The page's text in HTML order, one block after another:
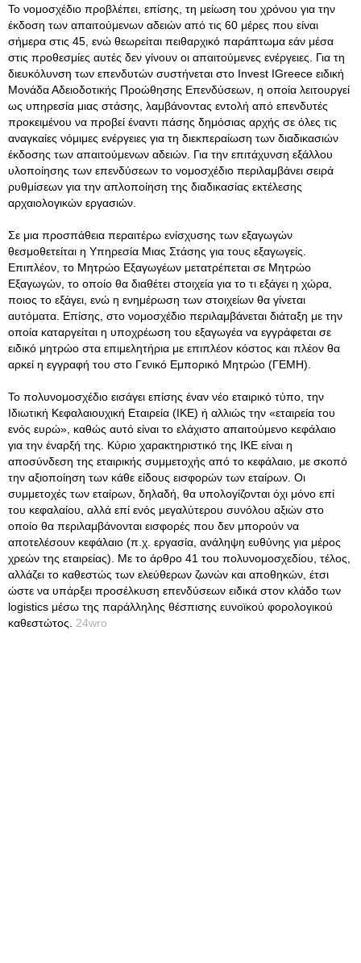
Το νομοσχέδιο προβλέπει, επίσης, τη μείωση του χρόνου για την
έκδοση των απαιτούμενων αδειών από τις 60 μέρες που είναι
σήμερα στις 45, ενώ θεωρείται πειθαρχικό παράπτωμα εάν μέσα
στις προθεσμίες αυτές δεν γίνουν οι απαιτούμενες ενέργειες. Για τη
διευκόλυνση των επενδυτών συστήνεται στο Invest IGreece ειδική
Μονάδα Αδειοδοτικής Προώθησης Επενδύσεων, η οποία λειτουργεί
ως υπηρεσία μιας στάσης, λαμβάνοντας εντολή από επενδυτές
προκειμένου να προβεί έναντι πάσης δημόσιας αρχής σε όλες τις
αναγκαίες νόμιμες ενέργειες για τη διεκπεραίωση των διαδικασιών
έκδοσης των απαιτούμενων αδειών. Για την επιτάχυνση εξάλλου
υλοποίησης των επενδύσεων το νομοσχέδιο περιλαμβάνει σειρά
ρυθμίσεων για την απλοποίηση της διαδικασίας εκτέλεσης
αρχαιολογικών εργασιών.
Σε μια προσπάθεια περαιτέρω ενίσχυσης των εξαγωγών
θεσμοθετείται η Υπηρεσία Μιας Στάσης για τους εξαγωγείς.
Επιπλέον, το Μητρώο Εξαγωγέων μετατρέπεται σε Μητρώο
Εξαγωγών, το οποίο θα διαθέτει στοιχεία για το τι εξάγει η χώρα,
ποιος το εξάγει, ενώ η ενημέρωση των στοιχείων θα γίνεται
αυτόματα. Επίσης, στο νομοσχέδιο περιλαμβάνεται διάταξη με την
οποία καταργείται η υποχρέωση του εξαγωγέα να εγγράφεται σε
ειδικό μητρώο στα επιμελητήρια με επιπλέον κόστος και πλέον θα
αρκεί η εγγραφή του στο Γενικό Εμπορικό Μητρώο (ΓΕΜΗ).
Το πολυνομοσχέδιο εισάγει επίσης έναν νέο εταιρικό τύπο, την
Ιδιωτική Κεφαλαιουχική Εταιρεία (ΙΚΕ) ή αλλιώς την «εταιρεία του
ενός ευρώ», καθώς αυτό είναι το ελάχιστο απαιτούμενο κεφάλαιο
για την έναρξή της. Κύριο χαρακτηριστικό της ΙΚΕ είναι η
αποσύνδεση της εταιρικής συμμετοχής από το κεφάλαιο, με σκοπό
την αξιοποίηση των κάθε είδους εισφορών των εταίρων. Οι
συμμετοχές των εταίρων, δηλαδή, θα υπολογίζονται όχι μόνο επί
του κεφαλαίου, αλλά επί ενός μεγαλύτερου συνόλου αξιών στο
οποίο θα περιλαμβάνονται εισφορές που δεν μπορούν να
αποτελέσουν κεφάλαιο (π.χ. εργασία, ανάληψη ευθύνης για μέρος
χρεών της εταιρείας). Με το άρθρο 41 του πολυνομοσχεδίου, τέλος,
αλλάζει το καθεστώς των ελεύθερων ζωνών και αποθηκών, έτσι
ώστε να υπάρξει προσέλκυση επενδύσεων ειδικά στον κλάδο των
logistics μέσω της παράλληλης θέσπισης ευνοϊκού φορολογικού
καθεστώτος. 24wro